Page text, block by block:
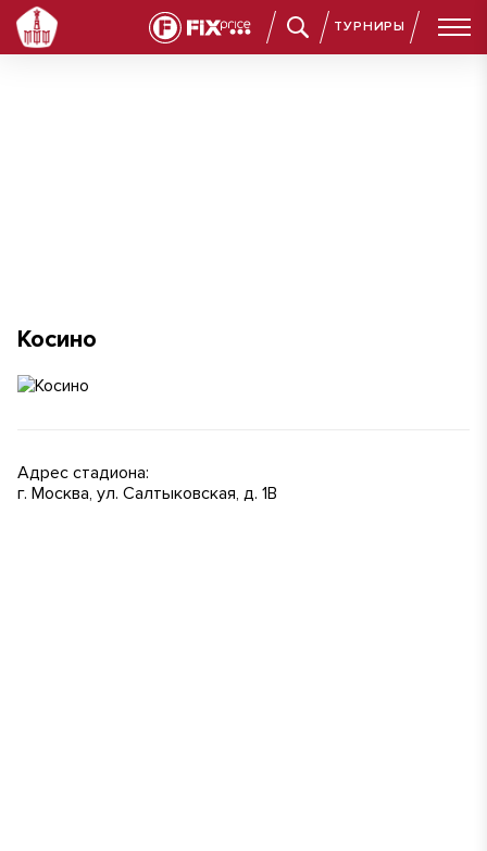
ТУРНИРЫ
Косино
Косино
Адрес стадиона:
г. Москва, ул. Салтыковская, д. 1В